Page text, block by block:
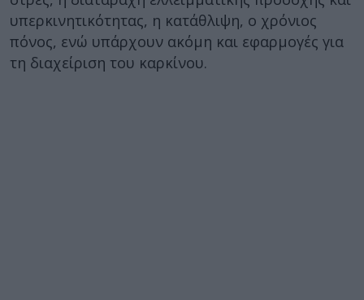
υπερκινητικότητας, η κατάθλιψη, ο χρόνιος
πόνος, ενώ υπάρχουν ακόμη και εφαρμογές για
τη διαχείριση του καρκίνου.